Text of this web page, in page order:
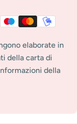
elaborate in
della carta di
della